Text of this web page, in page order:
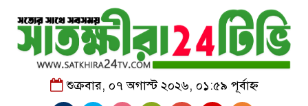
শুক্রবার, ০৭ অগাস্ট ২০২৬, ০১:৫৯ পূর্বাহ্ন